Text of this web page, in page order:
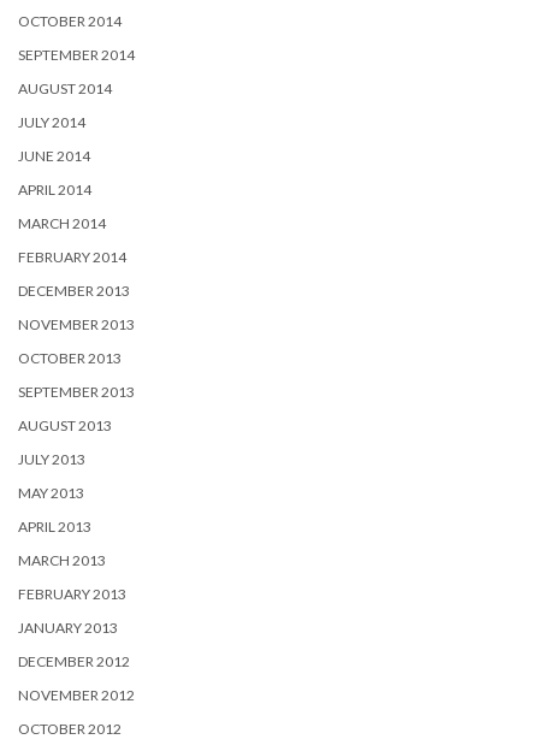
OCTOBER 2014
SEPTEMBER 2014
AUGUST 2014
JULY 2014
JUNE 2014
APRIL 2014
MARCH 2014
FEBRUARY 2014
DECEMBER 2013
NOVEMBER 2013
OCTOBER 2013
SEPTEMBER 2013
AUGUST 2013
JULY 2013
MAY 2013
APRIL 2013
MARCH 2013
FEBRUARY 2013
JANUARY 2013
DECEMBER 2012
NOVEMBER 2012
OCTOBER 2012